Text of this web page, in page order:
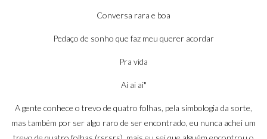
Conversa rara e boa
Pedaço de sonho que faz meu querer acordar
Pra vida
Ai ai ai"
A gente conhece o trevo de quatro folhas, pela simbologia da sorte,
mas também por ser algo raro de ser encontrado, eu nunca achei um